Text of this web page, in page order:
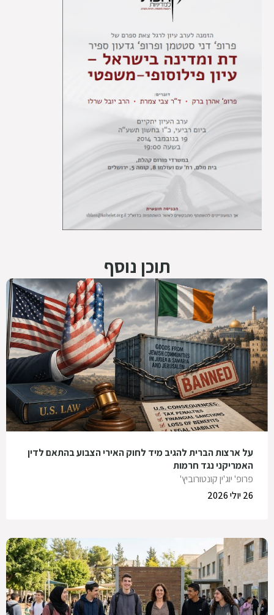
תוכן נוסף
על ארצות הברית להגיב מיד לחוק האירי הצבוע בהתאם לדין
האמריקני נגד חרמות
פרופ' יוג'ין קונטורוביץ'
26 יולי 2026